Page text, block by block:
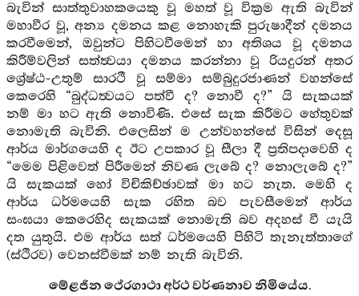
බැවින් සාත්තුවාහකයෙකු වූ මහත් වූ වික්‍රම ඇති බැවින්
මහාවීර වූ, අන්‍ය දමනය කළ නොහැකි පුරුෂාදීන් දමනය
කරවීමෙන්, ඔවුන්ට පිහිටවීමෙන් හා අතිශය වූ දමනය
කිරීම්වලින් සත්ත්‍වයා දමනය කරන්නා වූ රියදුරන් අතර
ශ්‍රේෂ්ඨ-උතුම් සාරථී වූ සම්මා සම්බුදුරජාණන් වහන්සේ
කෙරෙහි “බුද්ධත්‍වයට පත්වී ද? නොවී ද?” යි සැකයක්
නම් මා හට ඇති නොවිණි. එසේ සැක කිරීමට හේතුවක්
නොමැති බැවිනි. එලෙසින් ම උන්වහන්සේ විසින් දෙසූ
ආර්ය මාර්ගයෙහි ද ඊට උපකාර වූ සීලා දී ප්‍රතිපදාවෙහි ද
“මෙම පිළිවෙත් පිරීමෙන් නිවණ ලැබේ ද? නොලැබේ ද?”
යි සැකයක් හෝ විචිකිච්ඡාවක් මා හට නැත. මෙහි ද
ආර්ය ධර්මයෙහි සැක රහිත බව පැවසීමෙන් ආර්ය
සංඝයා කෙරෙහිද සැකයක් නොමැති බව අදහස් වී යැයි
දත යුතුයි. එම ආර්ය සත් ධර්මයෙහි පිහිටි තැනැත්තාගේ
(ස්ථිරව) වෙනස්වීමක් නම් නැති බැවිනි.
මේළජින ථේරගාථා අර්ථ වර්ණනාව නිමියේය.